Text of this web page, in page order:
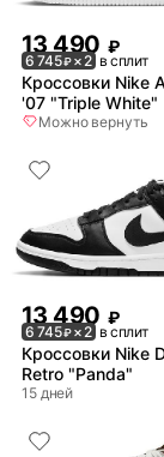
13 490 ₽
6 745₽× 2 в сплит
Кроссовки Nike
'07 "Triple White"
Можно вернуть
13 490 ₽
6 745₽× 2 в сплит
Кроссовки Nike
Retro "Panda"
15 дней